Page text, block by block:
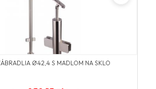
Ø42,4 S MADLOM NA SKLO